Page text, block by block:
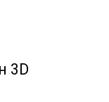
3D